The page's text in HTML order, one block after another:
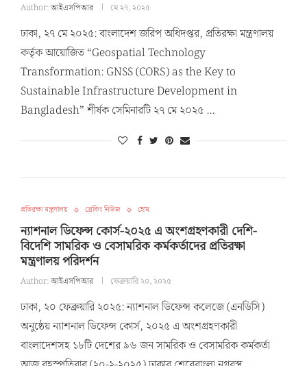
Author:আইএসপিআর মে ২৭, ২০২৫
ঢাকা, ২৭ মে ২০২৫: বাংলাদেশ জরিপ অধিদপ্তর, প্রতিরক্ষা মন্ত্রণালয়
কর্তৃক আয়োজিত “Geospatial Technology
Transformation: GNSS (CORS) as the Key to
Sustainable Infrastructure Development in
Bangladesh” শীর্ষক সেমিনারটি ২৭ মে ২০২৫ …
প্রতিরক্ষা মন্ত্রণালয় ব্রেকিং নিউজ হোম
ন্যাশনাল ডিফেন্স কোর্স-২০২৫ এ অংশগ্রহণকারী দেশি-
বিদেশি সামরিক ও বেসামরিক কর্মকর্তাদের প্রতিরক্ষা
মন্ত্রণালয় পরিদর্শন
Author:আইএসপিআর ফেব্রুয়ারি ২০, ২০২৫
ঢাকা, ২০ ফেব্রুয়ারি ২০২৫: ন্যাশনাল ডিফেন্স কলেজে (এনডিসি)
অনুষ্ঠেয় ন্যাশনাল ডিফেন্স কোর্স, ২০২৫ এ অংশগ্রহণকারী
বাংলাদেশসহ ১৮টি দেশের ৯৬ জন সামরিক ও বেসামরিক কর্মকর্তা